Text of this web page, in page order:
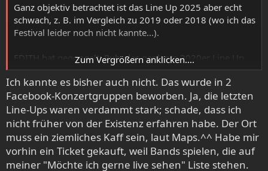
Ganz objektiv betrachtet ist das Line Up 2025 aber echt
schwach, z. B. im Vergleich zu 2019 oder 2018 (wo ich das
Festival leider noch nicht kannte...).
EDITH hat gegoogelt: Puh, das geplante 2020er Line Up
war ja auch mal großartig. Auch letztes Jahr wars toll.
Zum Vergrößern anklicken....
Ich kannte es bisher auch nicht. Das wurde in 2
Facebook-Konzertgruppen beworben. Ja, die letzten
Line-Ups waren verdammt stark; schade, dass ich
nicht früher von der Existenz erfahren habe. Der Ort
muss ein ziemliches Kaff sein, laut Maps.^^ Habe mir
vorhin ein Ticket gekauft, weil Bands spielen, die auf
meiner "Möchte ich gerne live sehen" Liste stehen.